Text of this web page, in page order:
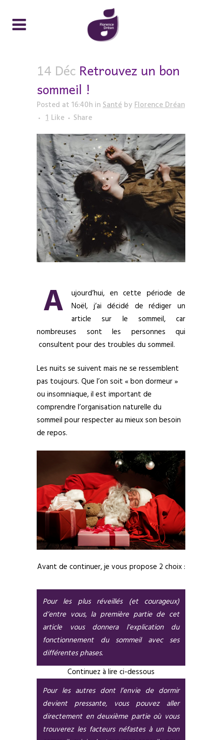
14 Déc Retrouvez un bon
sommeil !
Posted at 16:40h in Santé by Florence Dréan
1 Like Share
A
ujourd’hui, en cette période de
Noël, j’ai décidé de rédiger un
article sur le sommeil, car
nombreuses sont les personnes qui
consultent pour des troubles du sommeil.
Les nuits se suivent mais ne se ressemblent
pas toujours. Que l’on soit « bon dormeur »
ou insomniaque, il est important de
comprendre l’organisation naturelle du
sommeil pour respecter au mieux son besoin
de repos.
Avant de continuer, je vous propose 2 choix :
Pour les plus réveillés (et courageux)
d’entre vous, la première partie de cet
article vous donnera l’explication du
fonctionnement du sommeil avec ses
différentes phases.
Continuez à lire ci-dessous
Pour les autres dont l’envie de dormir
devient pressante, vous pouvez aller
directement en deuxième partie où vous
trouverez les facteurs néfastes à un bon